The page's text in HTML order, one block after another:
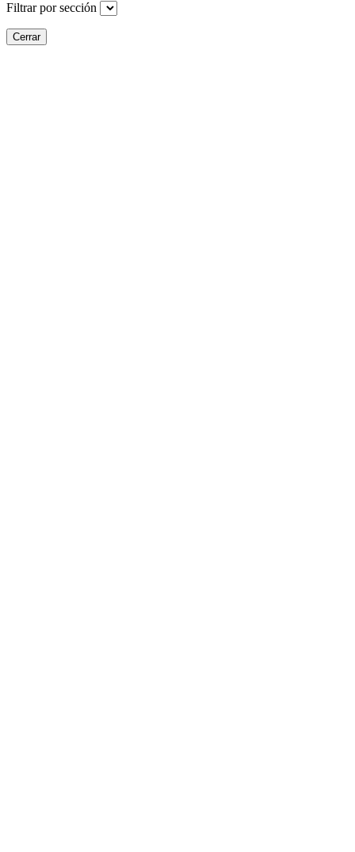
Filtrar por sección
Cerrar